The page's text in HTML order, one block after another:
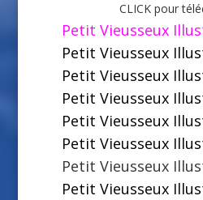
CLICK pour
Petit Vieusseux
Petit Vieusseux
Petit Vieusseux
Petit Vieusseux
Petit Vieusseux
Petit Vieusseux
Petit Vieusseux
Petit Vieusseux